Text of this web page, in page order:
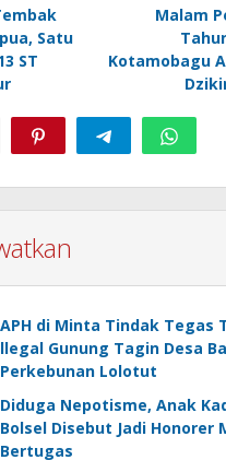
Satu
ST
Malam
Kotamobagu
APH di Minta Tindak Tegas
llegal Gunung Tagin Desa
Perkebunan Lolotut
Diduga Nepotisme, Anak
Bolsel Disebut Jadi Honorer
Bertugas